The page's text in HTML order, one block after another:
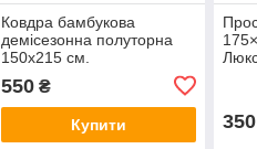
Ковдра бамбукова
демісезонна полуторна
150х215 см.
550₴
Купити 350